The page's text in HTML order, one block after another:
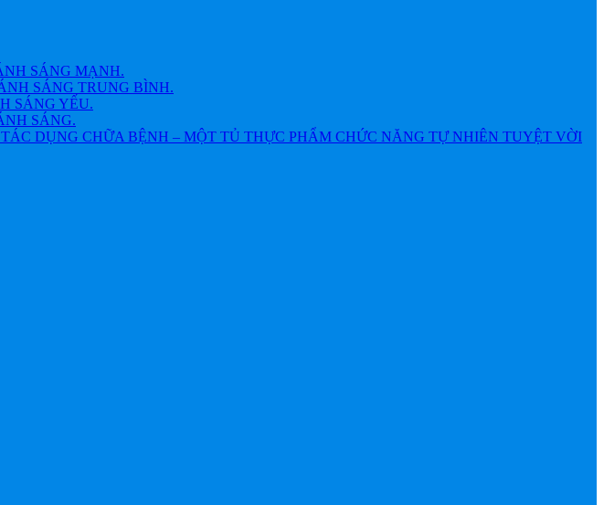
SÁNG MẠNH.
SÁNG TRUNG BÌNH.
SÁNG YẾU.
SÁNG.
DỤNG CHỮA BỆNH – MỘT TỦ THỰC PHẨM CHỨC NĂNG TỰ NHIÊN TUYỆT VỜI